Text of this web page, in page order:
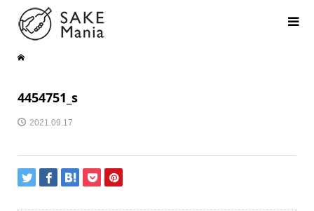
4454751_s
2021.09.17